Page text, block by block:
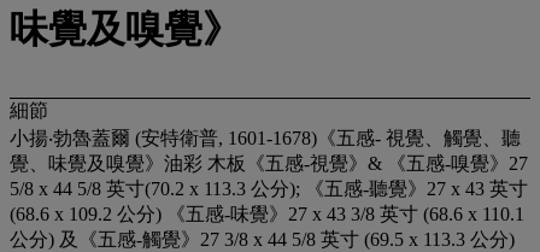
味覺及嗅覺》
細節
小揚‧勃魯蓋爾 (安特衛普, 1601-1678)《五感- 視覺、觸覺、聽
覺、味覺及嗅覺》油彩 木板《五感-視覺》& 《五感-嗅覺》27
5/8 x 44 5/8 英寸(70.2 x 113.3 公分); 《五感-聽覺》27 x 43 英寸
(68.6 x 109.2 公分) 《五感-味覺》27 x 43 3/8 英寸 (68.6 x 110.1
公分) 及《五感-觸覺》27 3/8 x 44 5/8 英寸 (69.5 x 113.3 公分)